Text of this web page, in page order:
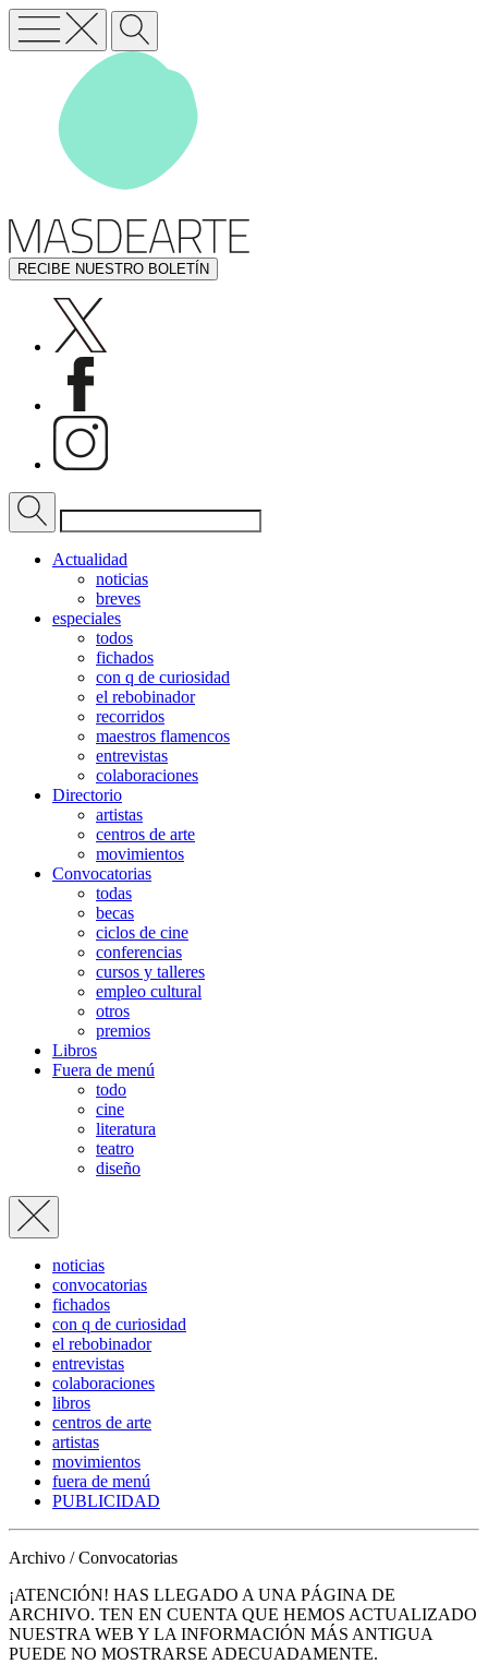
RECIBE NUESTRO BOLETÍN
Actualidad
noticias
breves
especiales
todos
fichados
con q de curiosidad
el rebobinador
recorridos
maestros flamencos
entrevistas
colaboraciones
Directorio
artistas
centros de arte
movimientos
Convocatorias
todas
becas
ciclos de cine
conferencias
cursos y talleres
empleo cultural
otros
premios
Libros
Fuera de menú
todo
cine
literatura
teatro
diseño
noticias
convocatorias
fichados
con q de curiosidad
el rebobinador
entrevistas
colaboraciones
libros
centros de arte
artistas
movimientos
fuera de menú
PUBLICIDAD
Archivo / Convocatorias
¡ATENCIÓN! HAS LLEGADO A UNA PÁGINA DE
ARCHIVO. TEN EN CUENTA QUE HEMOS ACTUALIZADO
NUESTRA WEB Y LA INFORMACIÓN MÁS ANTIGUA
PUEDE NO MOSTRARSE ADECUADAMENTE.